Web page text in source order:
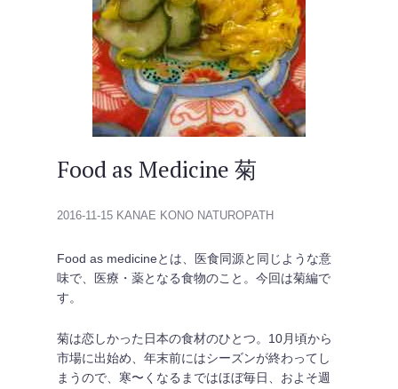
Food as Medicine 菊
2016-11-15 KANAE KONO NATUROPATH
Food as medicineとは、医食同源と同じような意
味で、医療・薬となる食物のこと。今回は菊編で
す。
菊は恋しかった日本の食材のひとつ。10月頃から
市場に出始め、年末前にはシーズンが終わってし
まうので、寒〜くなるまではほぼ毎日、およそ週